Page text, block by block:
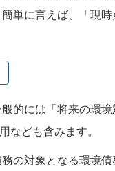
単に言えば、「現
的には「将来の環
なども含みます。
の対象となる環境